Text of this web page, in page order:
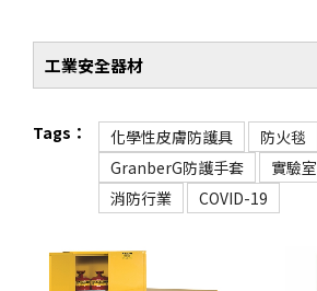
工業安全器材
Tags： 化學性皮膚防護具
防火毯
GranberG防護手套
實驗室
消防行業
COVID-19